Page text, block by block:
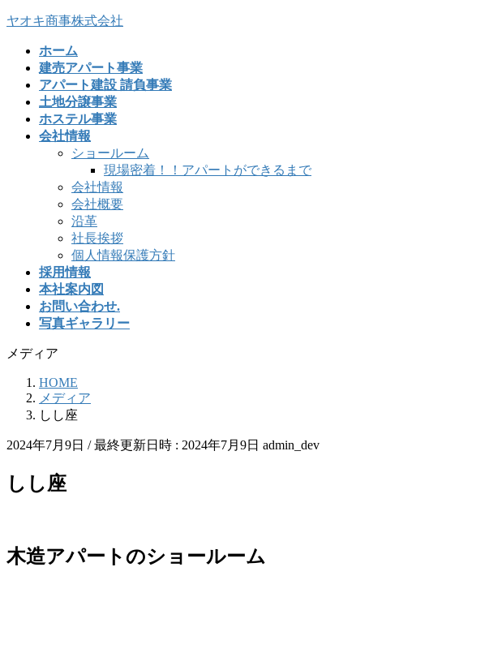
ヤオキ商事株式会社
ホーム
建売アパート事業
アパート建設 請負事業
土地分譲事業
ホステル事業
会社情報
ショールーム
現場密着！！アパートができるまで
会社情報
会社概要
沿革
社長挨拶
個人情報保護方針
採用情報
本社案内図
お問い合わせ.
写真ギャラリー
メディア
HOME
メディア
しし座
2024年7月9日 / 最終更新日時 : 2024年7月9日 admin_dev
しし座
木造アパートのショールーム